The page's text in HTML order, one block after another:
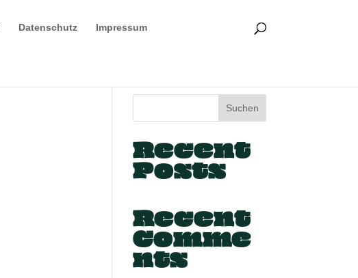
Datenschutz Impressum
Suchen
Recent
Posts
Recent
Comme
nts